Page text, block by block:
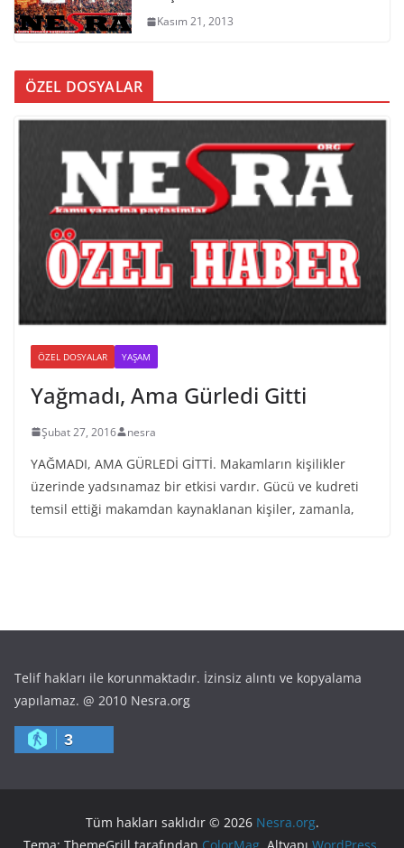
Kasım 21, 2013
ÖZEL DOSYALAR
ÖZEL DOSYALAR YAŞAM
Yağmadı, Ama Gürledi Gitti
Şubat 27, 2016 nesra
YAĞMADI, AMA GÜRLEDİ GİTTİ. Makamların kişilikler
üzerinde yadsınamaz bir etkisi vardır. Gücü ve kudreti
temsil ettiği makamdan kaynaklanan kişiler, zamanla,
Telif hakları ile korunmaktadır. İzinsiz alıntı ve kopyalama
yapılamaz. @ 2010 Nesra.org
3
Tüm hakları saklıdır © 2026 Nesra.org.